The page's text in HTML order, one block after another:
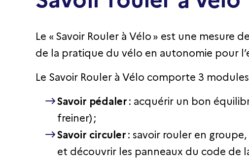
Le « Savoir Rouler à Vélo » est une mesure
de la pratique du vélo en autonomie pour
Le Savoir Rouler à Vélo comporte 3
Savoir pédaler : acquérir un bon
freiner) ;
Savoir circuler : savoir rouler en
et découvrir les panneaux du code de